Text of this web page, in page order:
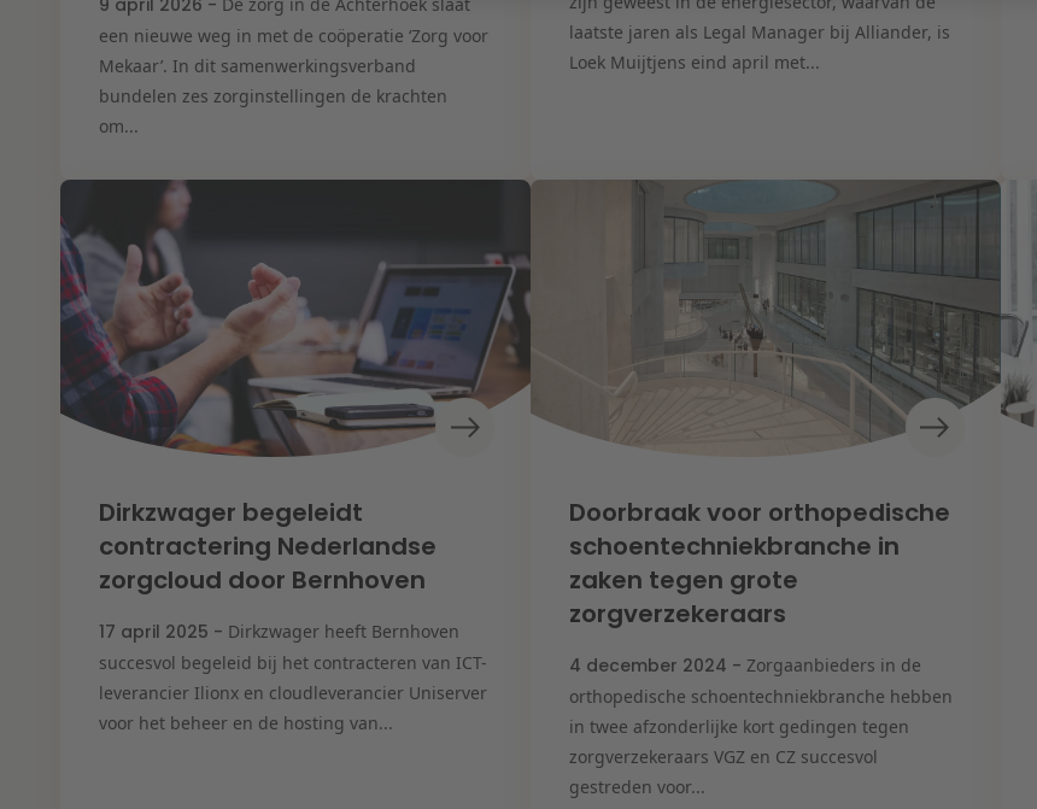
9 april 2026 - De zorg in de Achterhoek slaat
een nieuwe weg in met de coöperatie ‘Zorg voor
Mekaar’. In dit samenwerkingsverband
bundelen zes zorginstellingen de krachten
om...
laatste jaren als Legal Manager bij Alliander, is
Loek Muijtjens eind april met...
Dirkzwager begeleidt
contractering Nederlandse
zorgcloud door Bernhoven
17 april 2025 - Dirkzwager heeft Bernhoven
succesvol begeleid bij het contracteren van ICT-
leverancier Ilionx en cloudleverancier Uniserver
voor het beheer en de hosting van...
Doorbraak voor orthopedische
schoentechniekbranche in
zaken tegen grote
zorgverzekeraars
4 december 2024 -Zorgaanbieders in de
orthopedische schoentechniekbranche hebben
in twee afzonderlijke kort gedingen tegen
zorgverzekeraars VGZ en CZ succesvol
gestreden voor...